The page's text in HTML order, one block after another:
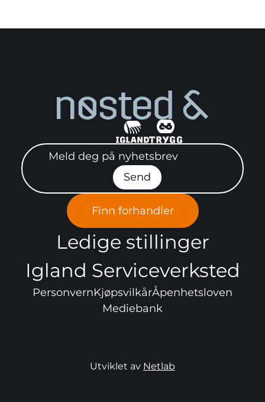
Meld deg på nyhetsbrev"
Send
Finn forhandler
Ledige stillinger
Igland Serviceverksted
PersonvernKjøpsvilkårÅpenhetsloven
Mediebank
Utviklet av Netlab